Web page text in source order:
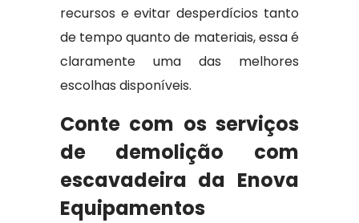
recursos e evitar desperdícios tanto
de tempo quanto de materiais, essa é
claramente uma das melhores
escolhas disponíveis.
Conte com os serviços
de demolição com
escavadeira da Enova
Equipamentos